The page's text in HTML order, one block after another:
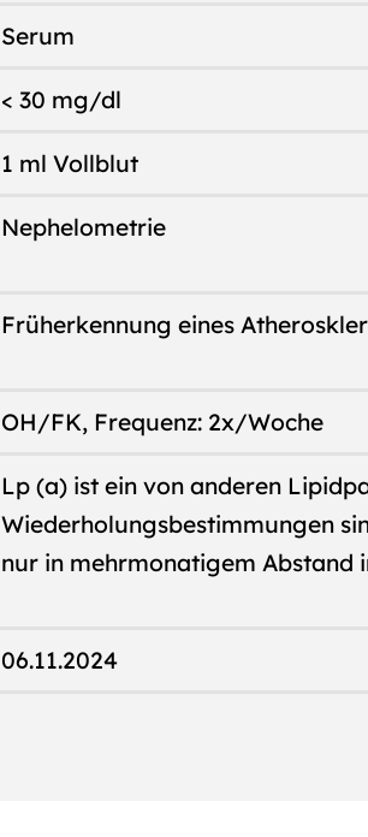
Serum
< 30 mg/dl
1 ml Vollblut
Nephelometrie
Früherkennung eines
OH/FK, Frequenz: 2x/Woche
Lp (a) ist ein von anderen
Wiederholungsbestimmungen
nur in mehrmonatigem Abstand
06.11.2024